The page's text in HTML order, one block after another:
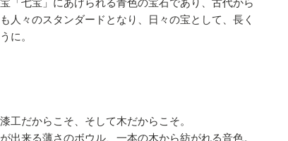
「七宝」にあげられる青色の宝石であり、古代から
人々のスタンダードとなり、日々の宝として、長く
に。
工だからこそ、そして木だからこそ。
出来る薄さのボウル、 一本の木から紡がれる音色。